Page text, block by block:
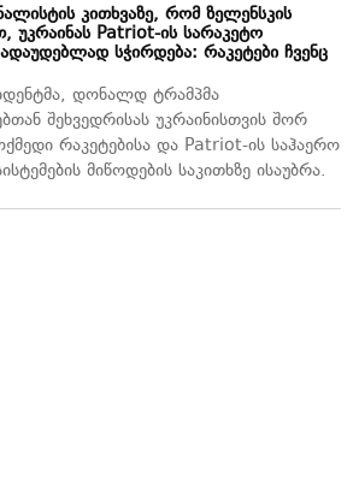
კითხვაზე, რომ ზელენსკის
უკრაინას Patriot-ის სარაკეტო
სჭირდება: რაკეტები ჩვენც
დონალდ ტრამპმა
შეხვედრისას უკრაინისთვის შორ
რაკეტებისა და Patriot-ის საჰაერო
მიწოდების საკითხზე ისაუბრა.